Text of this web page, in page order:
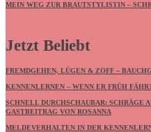
MEIN WEG ZUR BRAUTSTYLISTIN –
Jetzt Beliebt
FREMDGEHEN, LÜGEN & ZOFF –
KENNENLERNEN – WENN ER FRÜH
SCHNELL DURCHSCHAUBAR: SCHRÄGE
GASTBEITRAG VON ROSANNA
MELDEVERHALTEN IN DER